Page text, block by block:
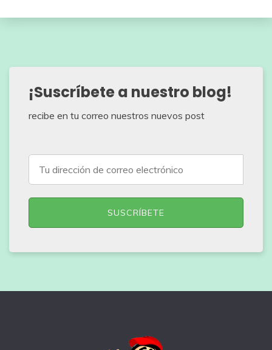
¡Suscríbete a nuestro blog!
recibe en tu correo nuestros nuevos post